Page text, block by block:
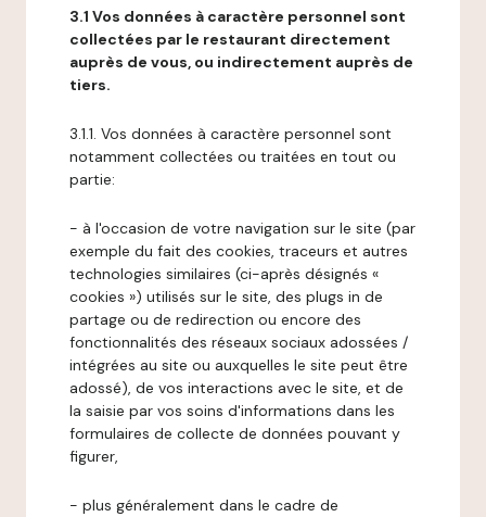
3.1 Vos données à caractère personnel sont
collectées par le restaurant directement
auprès de vous, ou indirectement auprès de
tiers.
3.1.1. Vos données à caractère personnel sont
notamment collectées ou traitées en tout ou
partie:
- à l'occasion de votre navigation sur le site (par
exemple du fait des cookies, traceurs et autres
technologies similaires (ci-après désignés «
cookies ») utilisés sur le site, des plugs in de
partage ou de redirection ou encore des
fonctionnalités des réseaux sociaux adossées /
intégrées au site ou auxquelles le site peut être
adossé), de vos interactions avec le site, et de
la saisie par vos soins d'informations dans les
formulaires de collecte de données pouvant y
figurer,
- plus généralement dans le cadre de